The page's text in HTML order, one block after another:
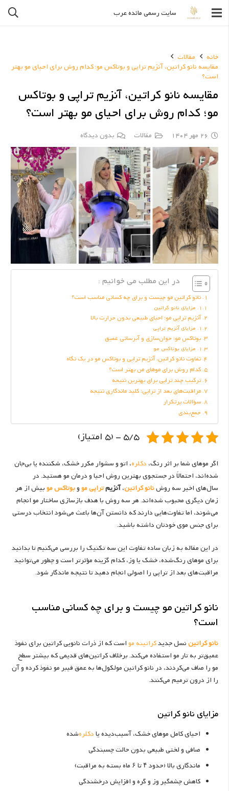
سایت رسمی مائده عرب
خانه
مقالات
مقایسه نانو کراتین، آنزیم تراپی و بوتاکس مو؛ کدام روش برای احیای مو بهتر
است؟
مقایسه نانو کراتین، آنزیم تراپی و بوتاکس
مو؛ کدام روش برای احیای مو بهتر است؟
26 مهر 1404 مقالات بدون دیدگاه
در این مطلب می خوانیم :
نانو کراتین مو چیست و برای چه کسانی مناسب است؟
مزایای نانو کراتین
آنزیم تراپی مو؛ احیای طبیعی بدون حرارت بالا
مزایای آنزیم تراپی
بوتاکس مو؛ جوان‌سازی و آبرسانی عمیق
مزایای بوتاکس مو
تفاوت نانو کراتین، آنزیم تراپی و بوتاکس مو در یک نگاه
کدام روش برای موهای من بهتر است؟
ترکیب چند تراپی برای بهترین نتیجه
مراقبت‌های بعد از تراپی؛ کلید ماندگاری نتیجه
سؤالات پرتکرار
جمع‌بندی
5/5 - (5 امتیاز)
اگر موهای شما بر اثر رنگ، دکلره، اتو و سشوار مکرر خشک، شکننده یا بی‌جان
شده‌اند، احتمالاً در جستجوی بهترین روش احیا و درمان مو هستید. در
سال‌های اخیر سه روشنانو کراتین،آنزیمتراپی مووبوتاکس موبیش از هر
زمان دیگری محبوب شده‌اند. هر سه روش با هدف بازسازی ساختار مو انجام
می‌شوند، اما تفاوت‌هایی دارند که دانستن آن‌ها باعث می‌شود انتخاب درستی
برای جنس موی خودتان داشته باشید.
در این مقاله به زبان ساده تفاوت این سه تکنیک را بررسی می‌کنیم تا بدانید
برای موهای رنگ‌شده، خشک یا وز، کدام گزینه مؤثرتر است و چطور می‌توانید
مراقبت‌های بعد از تراپی را اصولی انجام دهید تا نتیجه ماندگار شود.
نانو کراتین مو چیست و برای چه کسانی مناسب
است؟
نانو کراتیننسل جدیدکراتینه مواست که از ذرات نانویی کراتین برای نفوذ
عمیق‌تر به تار مو استفاده می‌کند. برخلاف کراتین‌های قدیمی که بیشتر سطح
مو را صاف می‌کردند، در نانو کراتین مولکول‌ها به عمق فیبر مو نفوذ کرده و آن
را از درون ترمیم می‌کنند.
مزایای نانو کراتین
احیای کامل موهای خشک، آسیب‌دیده یادکلره‌شده
صافی و لختی طبیعی بدون حالت چسبندگی
ماندگاری بالا (حدود ۴ تا ۶ ماه بسته به مراقبت)
کاهش چشمگیر وز و گره و افزایش درخشندگی